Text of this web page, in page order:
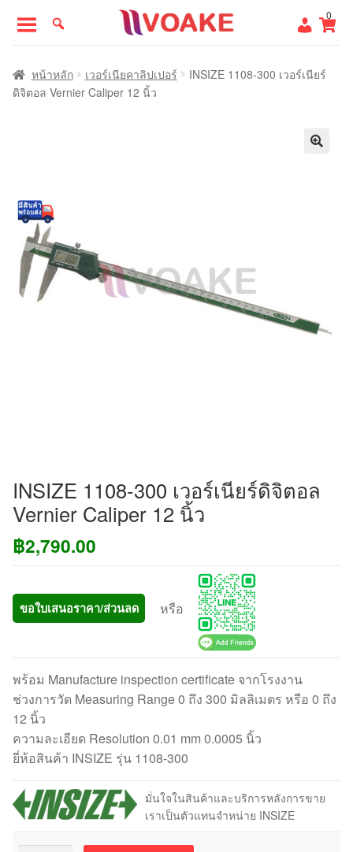
to
navigation
to
content
0
หน้าแรก
หน้าหลัก เวอร์เนียคาลิปเปอร์
INSIZE 1108-300 เวอร์เนียร์
ดิจิตอล Vernier Caliper 12 นิ้ว
INSIZE 1108-300 เวอร์เนียร์ดิจิตอล
Vernier Caliper 12 นิ้ว
฿2,790.00
ขอใบเสนอราคา/ส่วนลด หรือ
พร้อม Manufacture inspection certificate จากโรงงาน
ช่วงการวัด Measuring Range 0 ถึง 300 มิลลิเมตร หรือ 0 ถึง
12 นิ้ว
ความละเอียด Resolution 0.01 mm 0.0005 นิ้ว
ยี่ห้อสินค้า INSIZE รุ่น 1108-300
มั่นใจในสินค้าและบริการหลังการขาย
เราเป็นตัวแทนจำหน่าย INSIZE